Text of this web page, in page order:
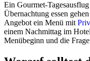
Ein Gourmet-
Übernachtung essen
Angebot ein Menü mit
einem Nachmittag im
Menübeginn und die